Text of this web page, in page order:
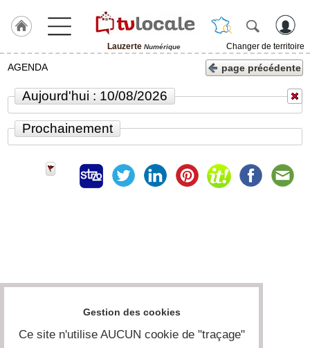
Lauzerte Numérique
Changer de territoire
J'adhère
ACCUEIL
Lauzerte
Gazette
Médias
AGENDA page précédente
Aujourd'hui : 10/08/2026
Prochainement
Gestion des cookies
Ce site n'utilise AUCUN cookie de "traçage"